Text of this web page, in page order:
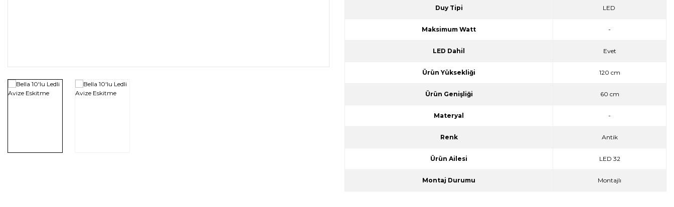
Duy Tipi LED
Maksimum Watt -
LED Dahil Evet
Ürün Yüksekliği 120 cm
Ürün Genişliği 60 cm
Materyal -
Renk Antik
Ürün Ailesi LED 32
Montaj Durumu Montajlı